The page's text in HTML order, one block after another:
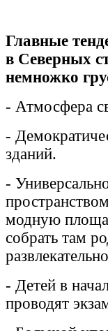
Главные
в Северных
немножко
- Атмосфера
-
зданий.
-
модную
собрать там
- Детей в
проводят